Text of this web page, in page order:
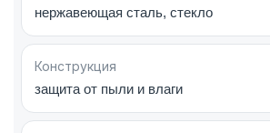
съемку и премиальный дизайн
нержавеющая сталь, стекло
Конструкция
защита от пыли и влаги